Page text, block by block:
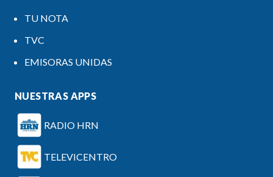
TU NOTA
TVC
EMISORAS UNIDAS
NUESTRAS APPS
RADIO HRN
TELEVICENTRO